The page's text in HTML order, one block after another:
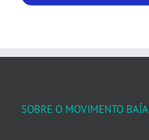
SOBRE O MOVIMENTO